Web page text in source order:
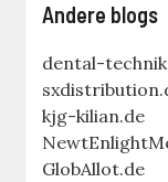
Andere blogs
dental-
kjg-kilian.de
GlobAllot.de